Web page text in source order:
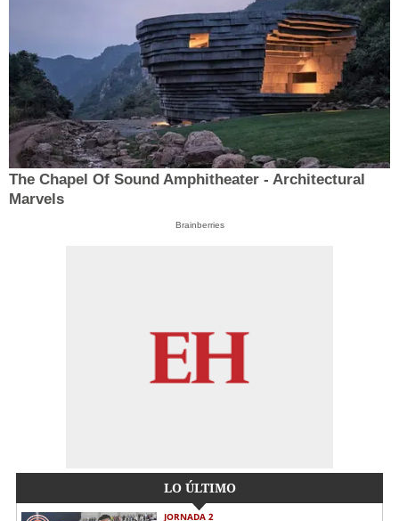
The Chapel Of Sound Amphitheater - Architectural
Marvels
Brainberries
LO ÚLTIMO
JORNADA 2